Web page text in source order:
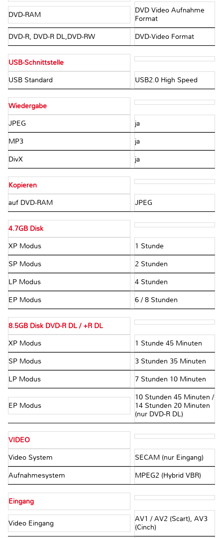
DVD-RAM
DVD Video Aufnahme
Format
DVD-R, DVD-R DL,DVD-RW DVD-Video Format
USB-Schnittstelle
USB Standard USB2.0 High Speed
Wiedergabe
JPEG ja
MP3 ja
DivX ja
Kopieren
auf DVD-RAM JPEG
4.7GB Disk
XP Modus 1 Stunde
SP Modus 2 Stunden
LP Modus 4 Stunden
EP Modus 6 / 8 Stunden
8.5GB Disk DVD-R DL / +R DL
XP Modus 1 Stunde 45 Minuten
SP Modus 3 Stunden 35 Minuten
LP Modus 7 Stunden 10 Minuten
EP Modus
10 Stunden 45 Minuten /
14 Stunden 20 Minuten
(nur DVD-R DL)
VIDEO
Video System SECAM (nur Eingang)
Aufnahmesystem MPEG2 (Hybrid VBR)
Eingang
Video Eingang
AV1 / AV2 (Scart), AV3
(Cinch)